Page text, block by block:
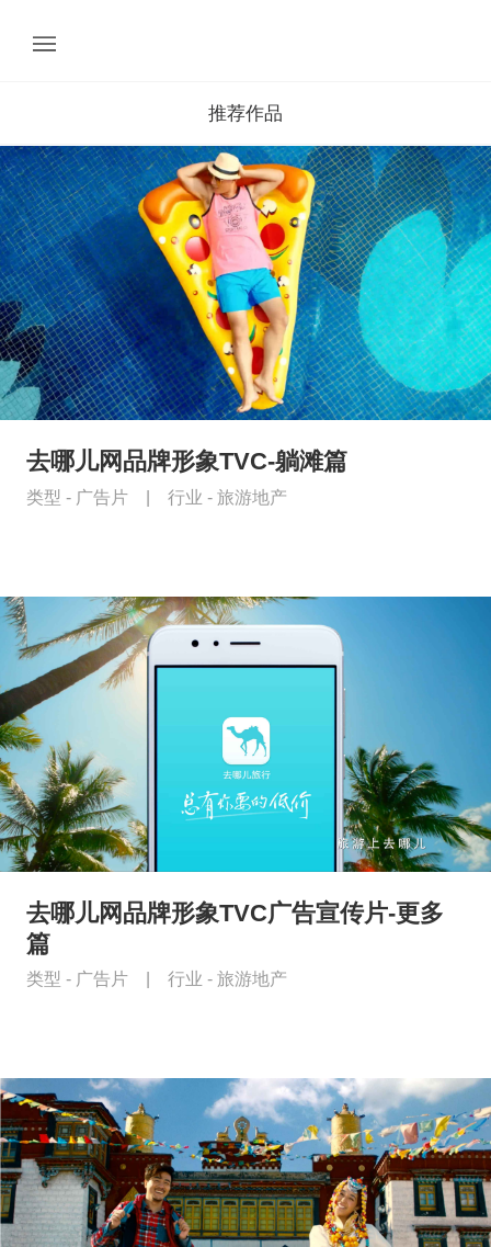
推荐作品
去哪儿网品牌形象TVC-躺滩篇
类型 - 广告片 行业 - 旅游地产
去哪儿网品牌形象TVC广告宣传片-更多
篇
类型 - 广告片 行业 - 旅游地产